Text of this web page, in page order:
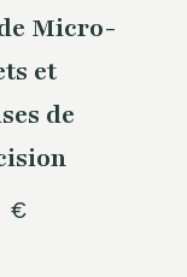
Micro-
et
de
€